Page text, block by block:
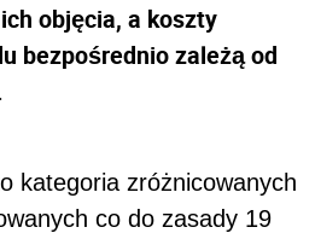
objęcia, a koszty
bezpośrednio zależą od
kategoria zróżnicowanych
co do zasady 19